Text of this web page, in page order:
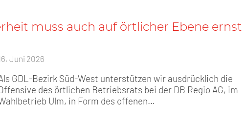
muss auch auf örtlicher Ebene ernst
Juni 2026
GDL-Bezirk Süd-West unterstützen wir ausdrücklich die
des örtlichen Betriebsrats bei der DB Regio AG, im
Ulm, in Form des offenen…